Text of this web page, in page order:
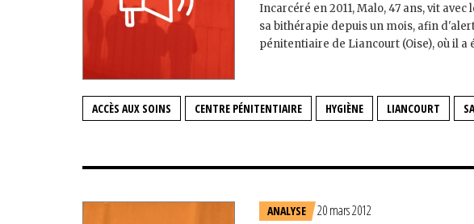
Incarcéré en 2011, Malo, 47 ans, vit
sa bithérapie depuis un mois, afin
pénitentiaire de Liancourt (Oise), où il
ACCÈS AUX SOINS CENTRE PÉNITENTIAIRE HYGIÈNE LIANCOURT
ANALYSE 20 mars 2012